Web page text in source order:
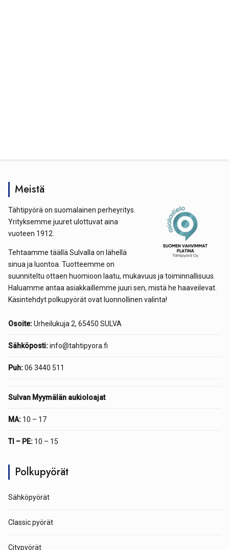
Meistä
Tähtipyörä on suomalainen perheyritys.
Yrityksemme juuret ulottuvat aina
vuoteen 1912.
Tehtaamme täällä Sulvalla on lähellä
sinua ja luontoa. Tuotteemme on
suunniteltu ottaen huomioon laatu, mukavuus ja toiminnallisuus.
Haluamme antaa asiakkaillemme juuri sen, mistä he haaveilevat.
Käsintehdyt polkupyörät ovat luonnollinen valinta!
Osoite:Urheilukuja 2, 65450 SULVA
Sähköposti:info@tahtipyora.fi
Puh:06 3440 511
Sulvan Myymälän aukioloajat
MA: 10 – 17
TI – PE: 10 – 15
Polkupyörät
Sähköpyörät
Classic pyörät
Citypyörät